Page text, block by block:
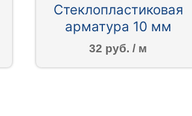
Стеклопластиковая
арматура 10 мм
32 руб. / м